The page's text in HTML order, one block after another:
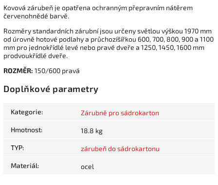
Kovová zárubeň je opatřena ochranným přepravním nátěrem
červenohnědé barvě.
Rozměry standardních zárubní jsou určeny světlou výškou 1970 mm
od úrovně hotové podlahy a průchozíšířkou 600, 700, 800, 900 a 1100
mm pro jednokřídlé levé nebo pravé dveře a 1250, 1450, 1600 mm
prodvoukřídlé dveře.
ROZMĚR: 150/600 pravá
Doplňkové parametry
Kategorie: Zárubně pro sádrokarton
Hmotnost: 18.8 kg
TYP: zárubeň do sádrokartonu
Materiál: ocel